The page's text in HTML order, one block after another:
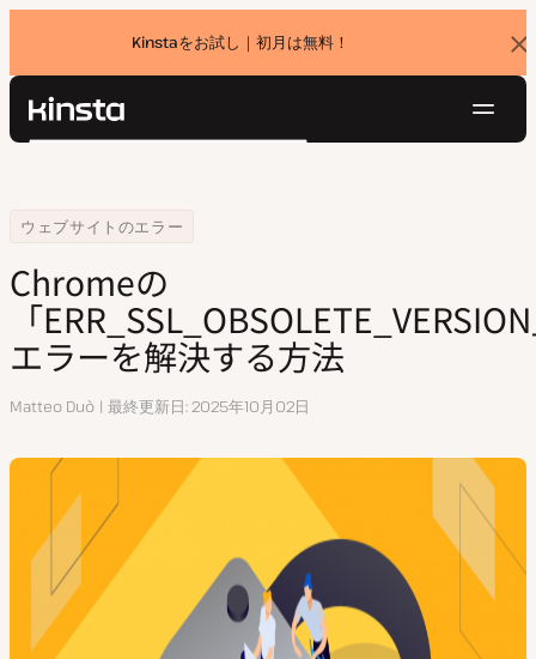
Kinstaをお試し｜初月は無料！
バ
ナ
Kinsta®
ン
価格設定
お問い合わせ
検
Home
リソースセンター
ウェブサイトのエラー
Chromeの「ERR_SSL_OBSOLETE_VERSION」エラーを解決する方法
Chromeの
「
エラーを解決する方法
執
Matteo Duò 最終更新日 2025年10月02日